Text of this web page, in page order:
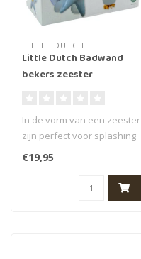
LITTLE DUTCH
Little Dutch Badwand
bekers zeester
In de vorm van een zeester
zijn perfect voor splashing
plezier tijdens het badde..
€19,95